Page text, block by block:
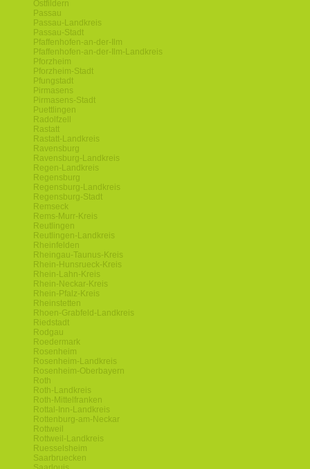
Ostfildern
Passau
Passau-Landkreis
Passau-Stadt
Pfaffenhofen-an-der-Ilm
Pfaffenhofen-an-der-Ilm-Landkreis
Pforzheim
Pforzheim-Stadt
Pfungstadt
Pirmasens
Pirmasens-Stadt
Puettlingen
Radolfzell
Rastatt
Rastatt-Landkreis
Ravensburg
Ravensburg-Landkreis
Regen-Landkreis
Regensburg
Regensburg-Landkreis
Regensburg-Stadt
Remseck
Rems-Murr-Kreis
Reutlingen
Reutlingen-Landkreis
Rheinfelden
Rheingau-Taunus-Kreis
Rhein-Hunsrueck-Kreis
Rhein-Lahn-Kreis
Rhein-Neckar-Kreis
Rhein-Pfalz-Kreis
Rheinstetten
Rhoen-Grabfeld-Landkreis
Riedstadt
Rodgau
Roedermark
Rosenheim
Rosenheim-Landkreis
Rosenheim-Oberbayern
Roth
Roth-Landkreis
Roth-Mittelfranken
Rottal-Inn-Landkreis
Rottenburg-am-Neckar
Rottweil
Rottweil-Landkreis
Ruesselsheim
Saarbruecken